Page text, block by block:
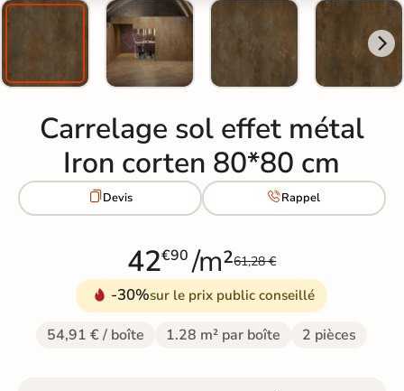
Carrelage sol effet métal
Iron corten 80*80 cm
Devis Rappel
42€90 /m²61,28 €
-30%sur le prix public conseillé
54,91 € / boîte 1.28 m² par boîte 2 pièces